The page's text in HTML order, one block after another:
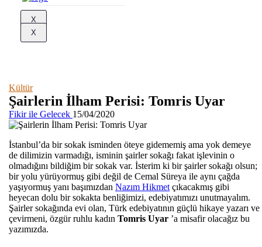
X
X
Kültür
Şairlerin İlham Perisi: Tomris Uyar
Fikir ile Gelecek 15/04/2020
İstanbul’da bir sokak isminden öteye gidememiş ama yok demeye
de dilimizin varmadığı, isminin şairler sokağı fakat işlevinin o
olmadığını bildiğim bir sokak var. İsterim ki bir şairler sokağı olsun;
bir yolu yürüyormuş gibi değil de Cemal Süreya ile aynı çağda
yaşıyormuş yanı başımızdan Nazım Hikmet çıkacakmış gibi
heyecan dolu bir sokakta benliğimizi, edebiyatımızı unutmayalım.
Şairler sokağında evi olan, Türk edebiyatının güçlü hikaye yazarı ve
çevirmeni, özgür ruhlu kadın Tomris Uyar ’a misafir olacağız bu
yazımızda.